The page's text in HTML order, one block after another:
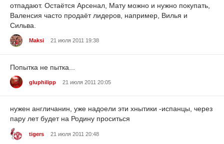
отпадают. Остаётся Арсенал, Мату можно и нужно покупать,
Валенсия часто продаёт лидеров, например, Вилья и
Сильва.
Maksi 21 июля 2011 19:38
Попытка не пытка...
gluphilipp 21 июля 2011 20:05
нужен англичанин, уже надоели эти хнытики -испанцы, через
пару лет будет на Родину проситься
tigers 21 июля 2011 20:48